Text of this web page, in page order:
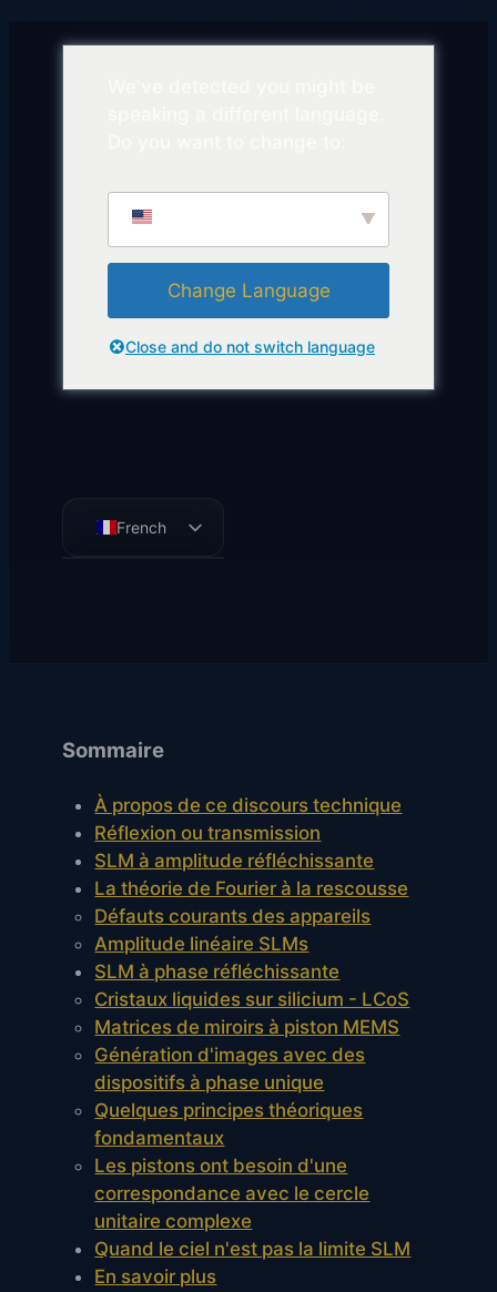
French
Sommaire
À propos de ce discours technique
Réflexion ou transmission
SLM à amplitude réfléchissante
La théorie de Fourier à la rescousse
Défauts courants des appareils
Amplitude linéaire SLMs
SLM à phase réfléchissante
Cristaux liquides sur silicium - LCoS
Matrices de miroirs à piston MEMS
Génération d'images avec des
dispositifs à phase unique
Quelques principes théoriques
fondamentaux
Les pistons ont besoin d'une
correspondance avec le cercle
unitaire complexe
Quand le ciel n'est pas la limite SLM
En savoir plus
Change Language
Close and do not switch language